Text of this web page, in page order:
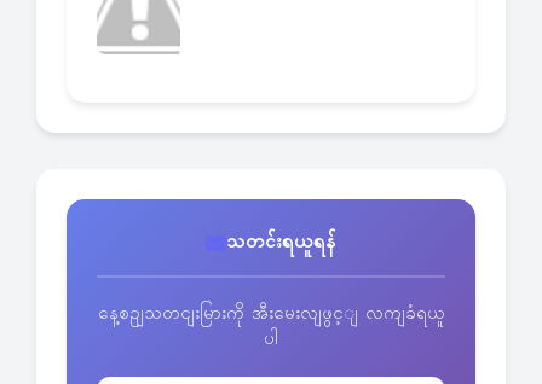
သတင်းရယူရန်
နေ့စဥျသတငျးမြားကို အီးမေးလျဖွင့ျ လကျခံရယူ
ပါ